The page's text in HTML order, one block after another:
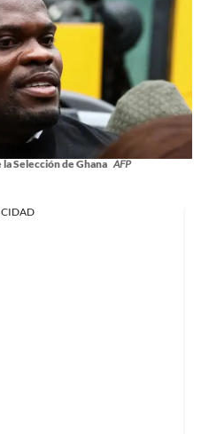
Selección de Ghana AFP